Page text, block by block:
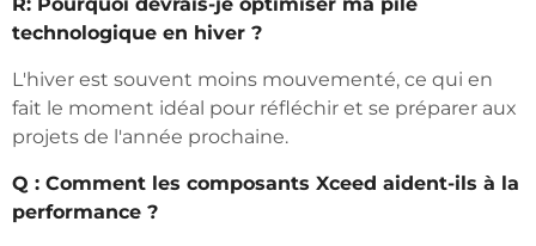
technologique en hiver ?
L'hiver est souvent moins mouvementé, ce qui en
fait le moment idéal pour réfléchir et se préparer aux
projets de l'année prochaine.
Q : Comment les composants Xceed aident-ils à la
performance ?